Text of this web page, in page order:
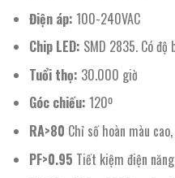
Điện áp: 100-240VAC
Chip LED: SMD 2835. Có
Tuổi thọ: 30.000 giờ
Góc chiếu: 120º
RA>80 Chỉ số hoàn màu
PF>0.95 Tiết kiệm điện năng